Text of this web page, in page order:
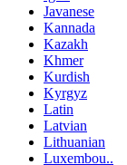
Javanese
Kannada
Kazakh
Khmer
Kurdish
Kyrgyz
Latin
Latvian
Lithuanian
Luxembou..